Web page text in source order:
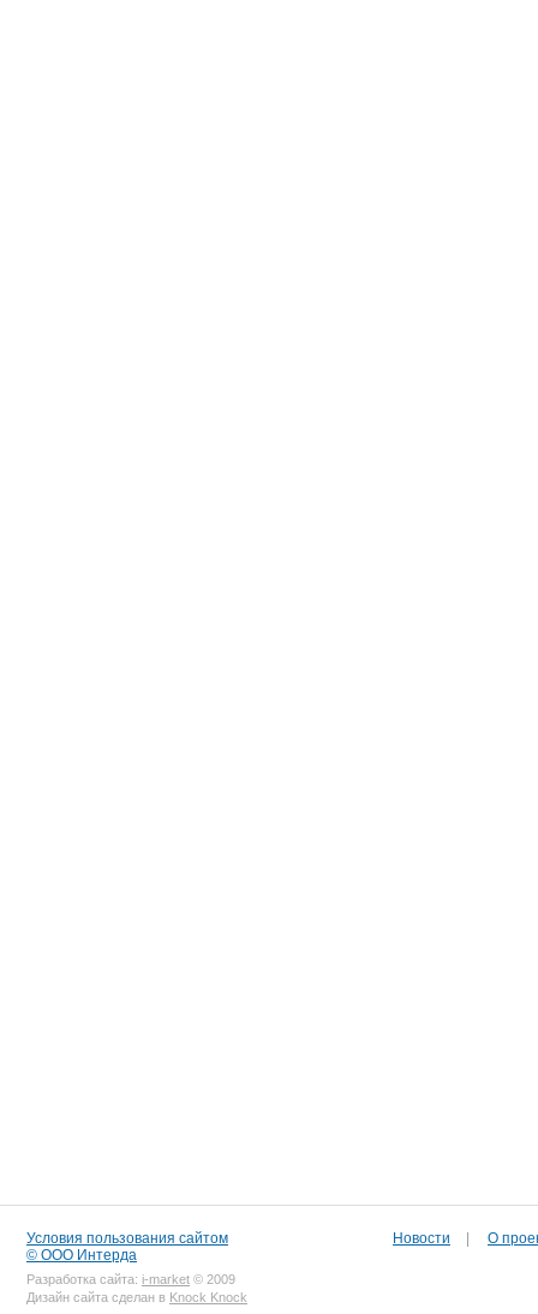
Условия пользования сайтом
© ООО Интерда
Разработка сайта: i-market © 2009
Дизайн сайта сделан в Knock Knock
Новости О